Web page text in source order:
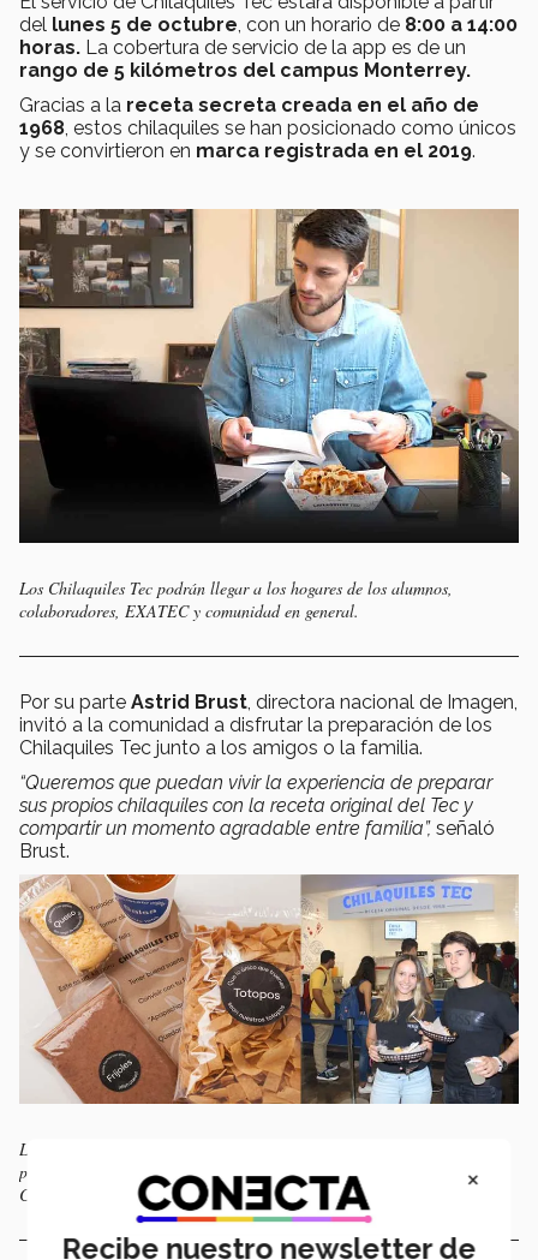
del lunes 5 de octubre, con un horario de 8:00 a 14:00
horas. La cobertura de servicio de la app es de un
rango de 5 kilómetros del campus Monterrey.
Gracias a la receta secreta creada en el año de
1968, estos chilaquiles se han posicionado como únicos
y se convirtieron en marca registrada en el 2019.
Los Chilaquiles Tec podrán llegar a los hogares de los alumnos,
colaboradores, EXATEC y comunidad en general.
Por su parte Astrid Brust , directora nacional de Imagen,
invitó a la comunidad a disfrutar la preparación de los
Chilaquiles Tec junto a los amigos o la familia.
“Queremos que puedan vivir la experiencia de preparar
sus propios chilaquiles con la receta original del Tec y
compartir un momento agradable entre familia”, señaló
Brust.
Los ingredientes del popular platillo se enviarán por separado para su
preparación en casa. (Foto de alumnos tomada antes del receso por
COVID-19).
×
Recibe nuestro newsletter de